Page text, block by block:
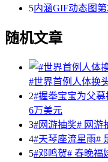
5内涵GIF动态图第
随机文章
#世界首例人体换
2#握拳宝宝为父
6万美元
3#网游抽奖# 网游
4#天琴座流星雨#
5#邓鸣贺# 春晚福